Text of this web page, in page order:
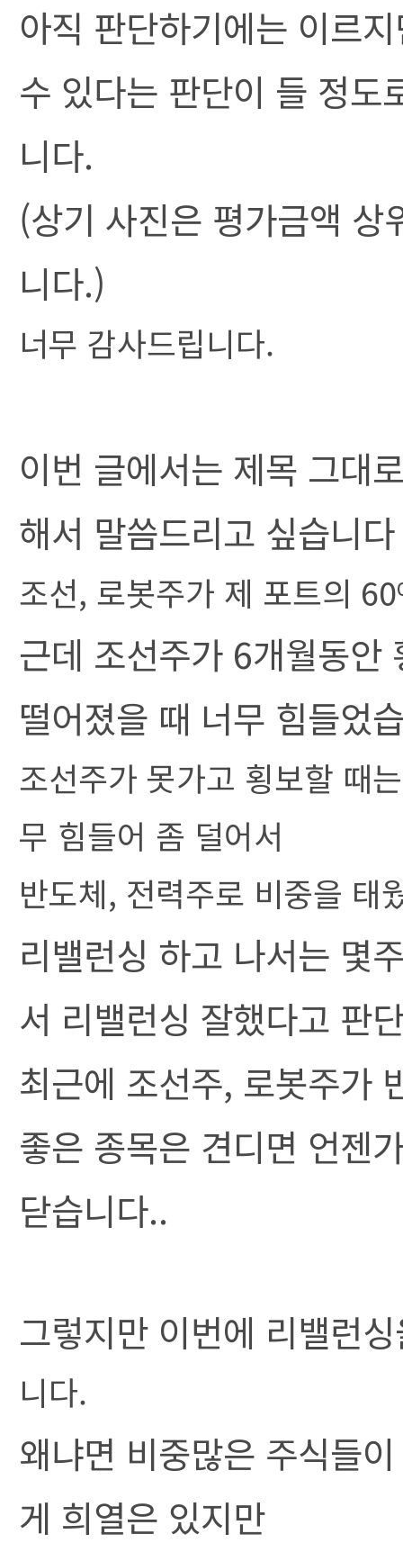
아직 판단하기에는 이르
수 있다는 판단이 들 정도
니다.
(상기 사진은 평가금액
니다.)
너무 감사드립니다.
이번 글에서는 제목 그대
해서 말씀드리고 싶습니다
조선, 로봇주가 제 포트의
근데 조선주가 6개월동
떨어졌을 때 너무 힘들었
조선주가 못가고 횡보할 때
무 힘들어 좀 덜어서
반도체, 전력주로 비중을 태
리밸런싱 하고 나서는 몇
서 리밸런싱 잘했다고 판
최근에 조선주, 로봇주가
좋은 종목은 견디면 언젠
닫습니다..
그렇지만 이번에 리밸런
니다.
왜냐면 비중많은 주식들
게 희열은 있지만